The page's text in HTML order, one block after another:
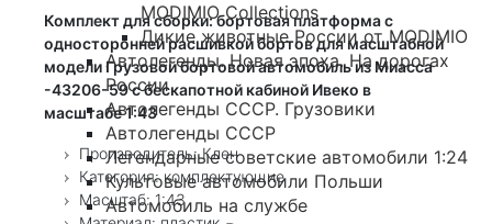
MODIMIO Collections
Дикие животные России от MODIMIO
Автолегенды. Новая эпоха. На дорогах
России
Автолегенды СССР. Грузовики
Автолегенды СССР
Легендарные советские автомобили 1:24
Культовые автомобили Польши
Автомобиль на службе
Комплект для сборки: бортовая платформа с
односторонней расшивкой бортов для масштабной
модели Грузовой бортовой автомобиль из Миасса
-43206-59 с бескапотной кабиной Ивеко в
масштабе 1:43
Производитель: Клен
Категория: комплектующие
Масштаб: 1:43